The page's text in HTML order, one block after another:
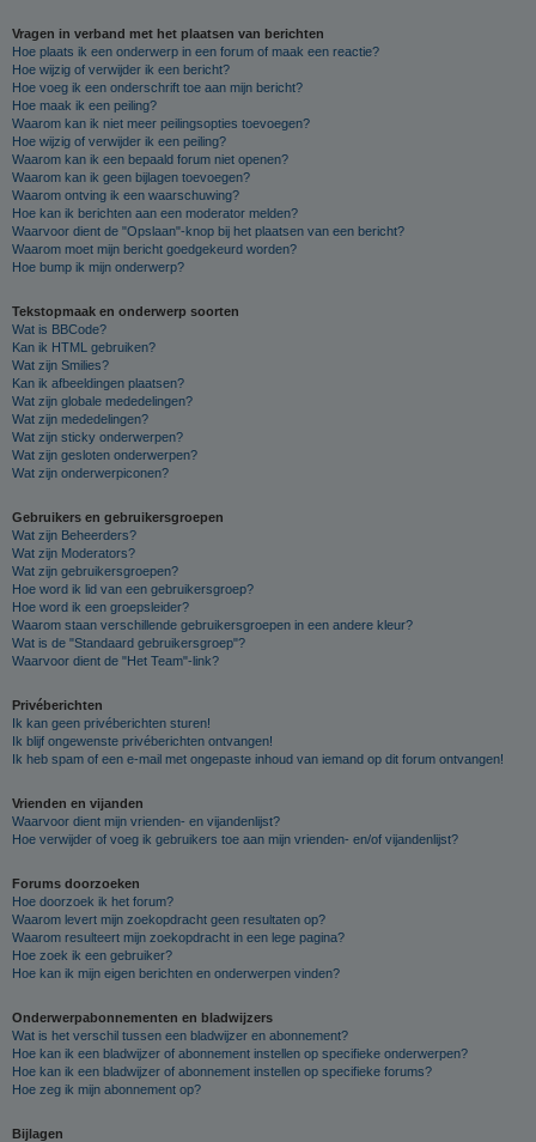
Vragen in verband met het plaatsen van berichten
Hoe plaats ik een onderwerp in een forum of maak een reactie?
Hoe wijzig of verwijder ik een bericht?
Hoe voeg ik een onderschrift toe aan mijn bericht?
Hoe maak ik een peiling?
Waarom kan ik niet meer peilingsopties toevoegen?
Hoe wijzig of verwijder ik een peiling?
Waarom kan ik een bepaald forum niet openen?
Waarom kan ik geen bijlagen toevoegen?
Waarom ontving ik een waarschuwing?
Hoe kan ik berichten aan een moderator melden?
Waarvoor dient de "Opslaan"-knop bij het plaatsen van een bericht?
Waarom moet mijn bericht goedgekeurd worden?
Hoe bump ik mijn onderwerp?
Tekstopmaak en onderwerp soorten
Wat is BBCode?
Kan ik HTML gebruiken?
Wat zijn Smilies?
Kan ik afbeeldingen plaatsen?
Wat zijn globale mededelingen?
Wat zijn mededelingen?
Wat zijn sticky onderwerpen?
Wat zijn gesloten onderwerpen?
Wat zijn onderwerpiconen?
Gebruikers en gebruikersgroepen
Wat zijn Beheerders?
Wat zijn Moderators?
Wat zijn gebruikersgroepen?
Hoe word ik lid van een gebruikersgroep?
Hoe word ik een groepsleider?
Waarom staan verschillende gebruikersgroepen in een andere kleur?
Wat is de "Standaard gebruikersgroep"?
Waarvoor dient de "Het Team"-link?
Privéberichten
Ik kan geen privéberichten sturen!
Ik blijf ongewenste privéberichten ontvangen!
Ik heb spam of een e-mail met ongepaste inhoud van iemand op dit forum ontvangen!
Vrienden en vijanden
Waarvoor dient mijn vrienden- en vijandenlijst?
Hoe verwijder of voeg ik gebruikers toe aan mijn vrienden- en/of vijandenlijst?
Forums doorzoeken
Hoe doorzoek ik het forum?
Waarom levert mijn zoekopdracht geen resultaten op?
Waarom resulteert mijn zoekopdracht in een lege pagina?
Hoe zoek ik een gebruiker?
Hoe kan ik mijn eigen berichten en onderwerpen vinden?
Onderwerpabonnementen en bladwijzers
Wat is het verschil tussen een bladwijzer en abonnement?
Hoe kan ik een bladwijzer of abonnement instellen op specifieke onderwerpen?
Hoe kan ik een bladwijzer of abonnement instellen op specifieke forums?
Hoe zeg ik mijn abonnement op?
Bijlagen